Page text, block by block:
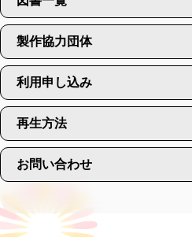
製作協力団体
利用申し込み
再生方法
お問い合わせ